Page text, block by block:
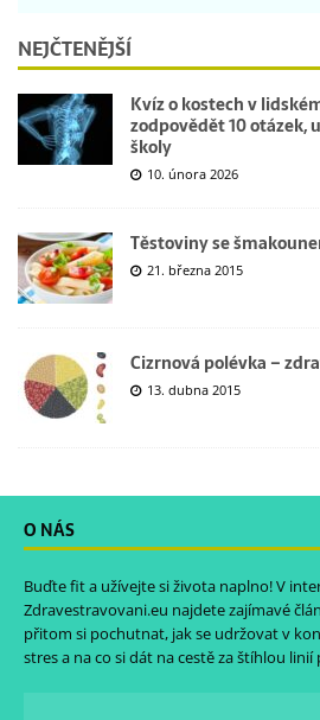
NEJČTENĚJŠÍ
Kvíz o kostech v
zodpovědět 10 otázek,
školy
10. února 2026
Těstoviny se
21. března 2015
Cizrnová polévka –
13. dubna 2015
O NÁS
Buďte fit a užívejte si života naplno! V
Zdravestravovani.eu najdete zajímavé
přitom si pochutnat, jak se udržovat v
stres a na co si dát na cestě za štíhlou linií